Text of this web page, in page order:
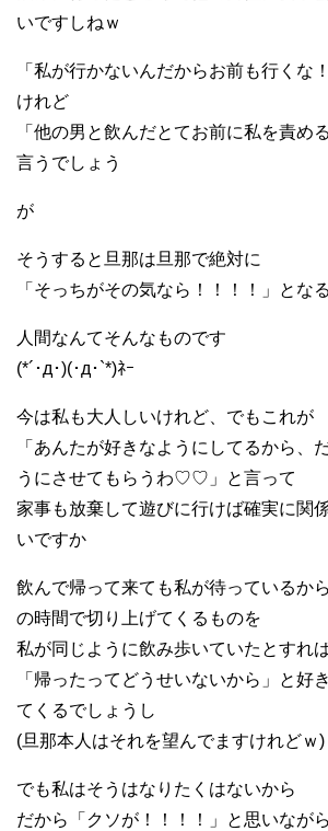
いですしねｗ
「私が行かないんだからお前も行くな
けれど
「他の男と飲んだとてお前に私を責め
言うでしょう
が
そうすると旦那は旦那で絶対に
「そっちがその気なら！！！！」とな
人間なんてそんなものです
(*´･д･)(･д･`*)ﾈｰ
今は私も大人しいけれど、でもこれが
「あんたが好きなようにしてるから、
うにさせてもらうわ♡♡」と言って
家事も放棄して遊びに行けば確実に関
いですか
飲んで帰って来ても私が待っているか
の時間で切り上げてくるものを
私が同じように飲み歩いていたとすれ
「帰ったってどうせいないから」と好
てくるでしょうし
(旦那本人はそれを望んでますけれどｗ)
でも私はそうはなりたくはないから
だから「クソが！！！！」と思いなが